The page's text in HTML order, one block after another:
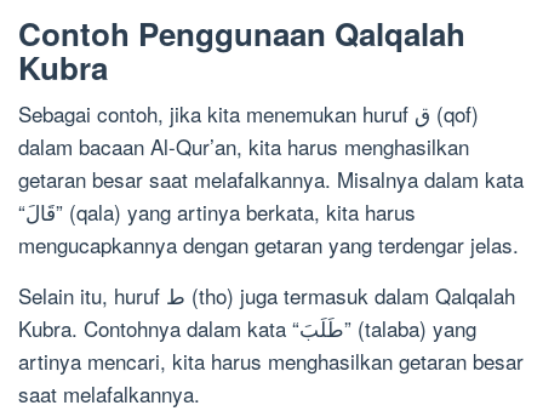
Contoh Penggunaan Qalqalah
Kubra
Sebagai contoh, jika kita menemukan huruf ق (qof)
dalam bacaan Al-Qur’an, kita harus menghasilkan
getaran besar saat melafalkannya. Misalnya dalam kata
“قَالَ” (qala) yang artinya berkata, kita harus
mengucapkannya dengan getaran yang terdengar jelas.
Selain itu, huruf ط (tho) juga termasuk dalam Qalqalah
Kubra. Contohnya dalam kata “طَلَبَ” (talaba) yang
artinya mencari, kita harus menghasilkan getaran besar
saat melafalkannya.